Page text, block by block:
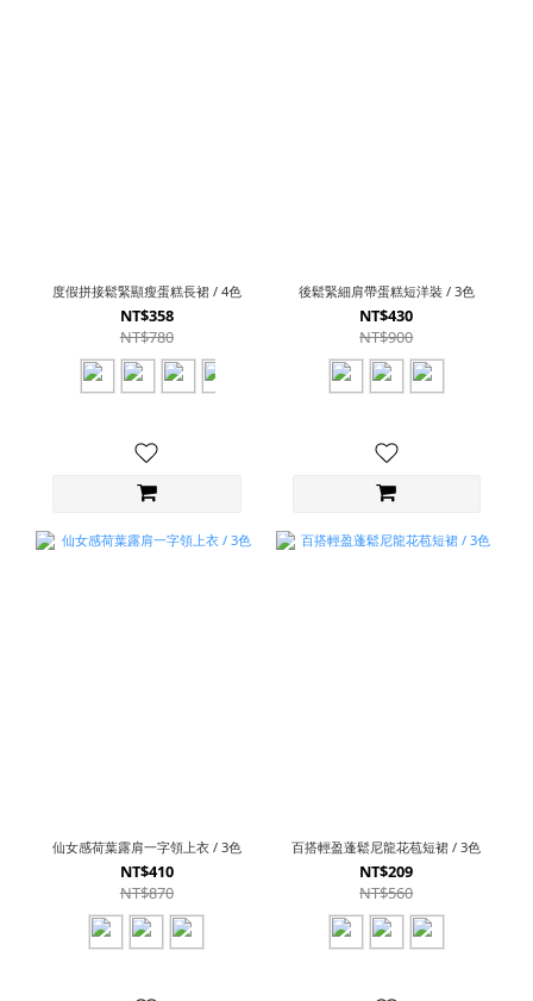
度假拼接鬆緊顯瘦蛋糕長裙 / 4色
NT$358
NT$780
後鬆緊細肩帶蛋糕短洋裝 / 3色
NT$430
NT$900
仙女感荷葉露肩一字領上衣 / 3色
NT$410
NT$870
百搭輕盈蓬鬆尼龍花苞短裙 / 3色
NT$209
NT$560